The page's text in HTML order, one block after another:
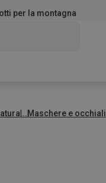
per la montagna
Maschere e occhiali